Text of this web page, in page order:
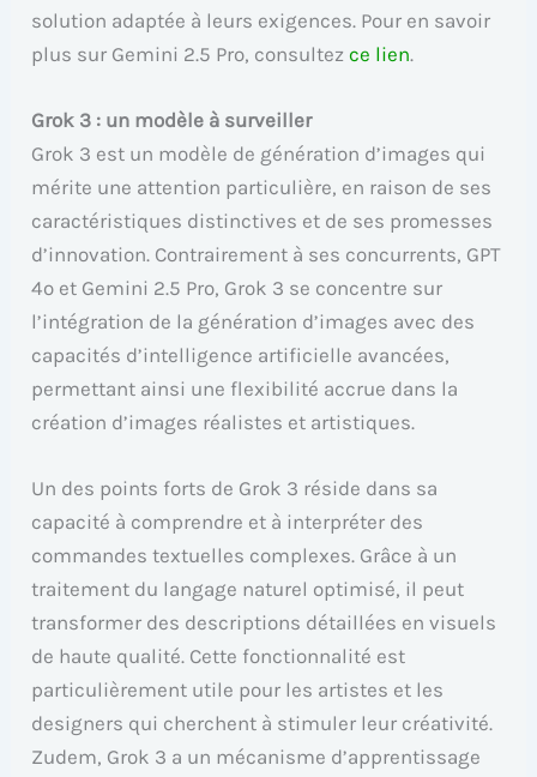
solution adaptée à leurs exigences. Pour en savoir
plus sur Gemini 2.5 Pro, consultezce lien.
Grok 3 : un modèle à surveiller
Grok 3 est un modèle de génération d’images qui
mérite une attention particulière, en raison de ses
caractéristiques distinctives et de ses promesses
d’innovation. Contrairement à ses concurrents, GPT
4o et Gemini 2.5 Pro, Grok 3 se concentre sur
l’intégration de la génération d’images avec des
capacités d’intelligence artificielle avancées,
permettant ainsi une flexibilité accrue dans la
création d’images réalistes et artistiques.
Un des points forts de Grok 3 réside dans sa
capacité à comprendre et à interpréter des
commandes textuelles complexes. Grâce à un
traitement du langage naturel optimisé, il peut
transformer des descriptions détaillées en visuels
de haute qualité. Cette fonctionnalité est
particulièrement utile pour les artistes et les
designers qui cherchent à stimuler leur créativité.
Zudem, Grok 3 a un mécanisme d’apprentissage